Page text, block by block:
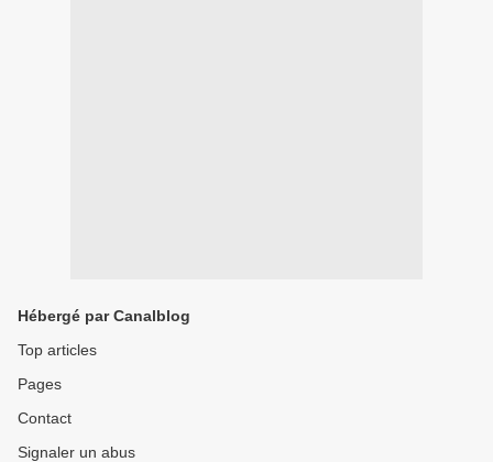
Hébergé par Canalblog
Top articles
Pages
Contact
Signaler un abus